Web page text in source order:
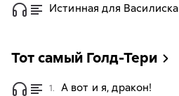
Истинная для Василиска
Тот самый Голд-Тери
1. А вот и я, дракон!